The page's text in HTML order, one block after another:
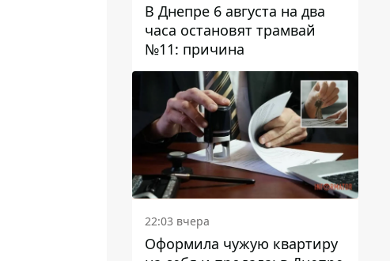
В Днепре 6 августа на два
часа остановят трамвай
№11: причина
22:03 вчера
Оформила чужую квартиру